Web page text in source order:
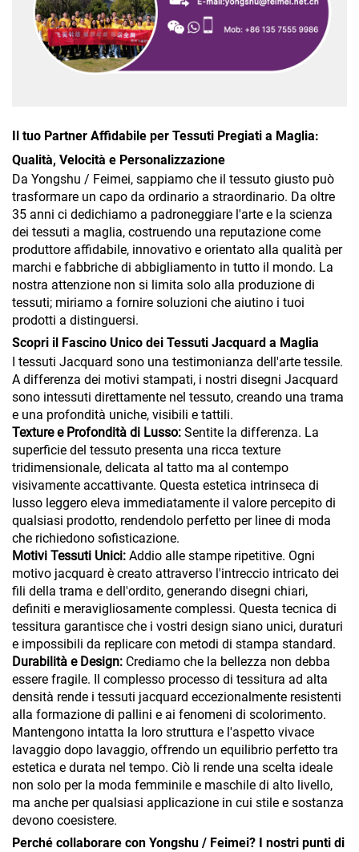
Il tuo Partner Affidabile per Tessuti Pregiati a Maglia:
Qualità, Velocità e Personalizzazione
Da Yongshu / Feimei, sappiamo che il tessuto giusto può
trasformare un capo da ordinario a straordinario. Da oltre
35 anni ci dedichiamo a padroneggiare l'arte e la scienza
dei tessuti a maglia, costruendo una reputazione come
produttore affidabile, innovativo e orientato alla qualità per
marchi e fabbriche di abbigliamento in tutto il mondo. La
nostra attenzione non si limita solo alla produzione di
tessuti; miriamo a fornire soluzioni che aiutino i tuoi
prodotti a distinguersi.
Scopri il Fascino Unico dei Tessuti Jacquard a Maglia
I tessuti Jacquard sono una testimonianza dell'arte tessile.
A differenza dei motivi stampati, i nostri disegni Jacquard
sono intessuti direttamente nel tessuto, creando una trama
e una profondità uniche, visibili e tattili.
Texture e Profondità di Lusso: Sentite la differenza. La
superficie del tessuto presenta una ricca texture
tridimensionale, delicata al tatto ma al contempo
visivamente accattivante. Questa estetica intrinseca di
lusso leggero eleva immediatamente il valore percepito di
qualsiasi prodotto, rendendolo perfetto per linee di moda
che richiedono sofisticazione.
Motivi Tessuti Unici: Addio alle stampe ripetitive. Ogni
motivo jacquard è creato attraverso l'intreccio intricato dei
fili della trama e dell'ordito, generando disegni chiari,
definiti e meravigliosamente complessi. Questa tecnica di
tessitura garantisce che i vostri design siano unici, duraturi
e impossibili da replicare con metodi di stampa standard.
Durabilità e Design: Crediamo che la bellezza non debba
essere fragile. Il complesso processo di tessitura ad alta
densità rende i tessuti jacquard eccezionalmente resistenti
alla formazione di pallini e ai fenomeni di scolorimento.
Mantengono intatta la loro struttura e l'aspetto vivace
lavaggio dopo lavaggio, offrendo un equilibrio perfetto tra
estetica e durata nel tempo. Ciò li rende una scelta ideale
non solo per la moda femminile e maschile di alto livello,
ma anche per qualsiasi applicazione in cui stile e sostanza
devono coesistere.
Perché collaborare con Yongshu / Feimei? I nostri punti di